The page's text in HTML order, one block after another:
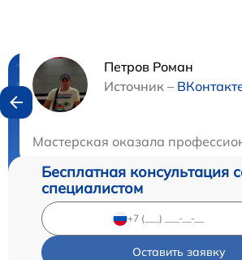
Петров Роман
Источник –
Мастерская оказала
Нужна
Бесплатная консультация
специалистом
Оставить заявку